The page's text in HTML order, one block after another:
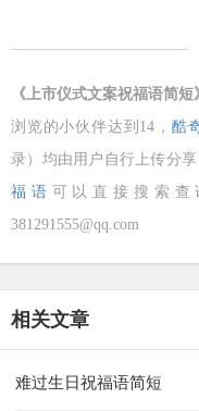
《上市仪式文案祝福语简短
浏览的小伙伴达到 14， 酷
录）均由用户自行上传分
福语 可以直接搜索
381291555@qq.com
相关文章
难过生日祝福语简短